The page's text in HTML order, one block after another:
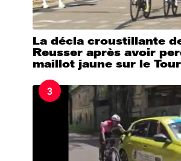
La décla croustillante
Reusser après avoir
maillot jaune sur le
3